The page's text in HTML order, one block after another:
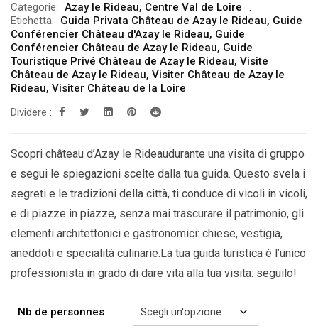
prezzo:
da
429.00€
a
699.00€
Categorie: Azay le Rideau, Centre Val de Loire
Etichetta:
Guida Privata Château de Azay le Rideau, Guide
Conférencier Château d'Azay le Rideau, Guide
Conférencier Château de Azay le Rideau, Guide
Touristique Privé Château de Azay le Rideau, Visite
Château de Azay le Rideau, Visiter Château de Azay le
Rideau, Visiter Château de la Loire
Dividere :
Scopri château d’Azay le Rideaudurante una visita di gruppo
e segui le spiegazioni scelte dalla tua guida. Questo svela i
segreti e le tradizioni della città, ti conduce di vicoli in vicoli,
e di piazze in piazze, senza mai trascurare il patrimonio, gli
elementi architettonici e gastronomici: chiese, vestigia,
aneddoti e specialità culinarie.La tua guida turistica è l’unico
professionista in grado di dare vita alla tua visita: seguilo!
Nb de personnes